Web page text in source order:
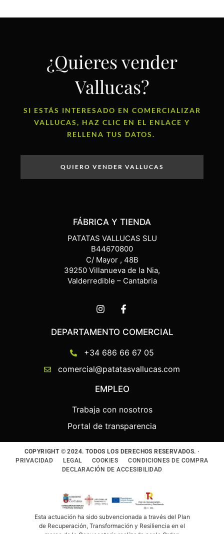
¿Quieres vender
Vallucas?
SI ESTÁS INTERESADO EN COMERCIALIZAR
VALLUCAS, HAZ CLIC EN EL ENLACE Y
RELLENA TUS DATOS.
QUIERO VENDER VALLUCAS
FÁBRICA Y TIENDA
PATATAS VALLUCAS SLU
B44670800
C/ Mayor , 48B
39250 Villanueva de la Nia,
Valderredible – Cantabria
DEPARTAMENTO COMERCIAL
+34 686 66 67 05
comercial@patatasvallucas.com
EMPLEO
Trabaja con nosotros
Portal de transparencia
COPYRIGHT © 2024. TODOS LOS DERECHOS RESERVADOS. ·
PRIVACIDAD
LEGAL COOKIES
CONDICIONES DE COMPRA
DECLARACIÓN DE ACCESIBILIDAD
Esta actuación ha sido subvencionada a través del Plan
de Recuperación, Transformación y Resiliencia en el